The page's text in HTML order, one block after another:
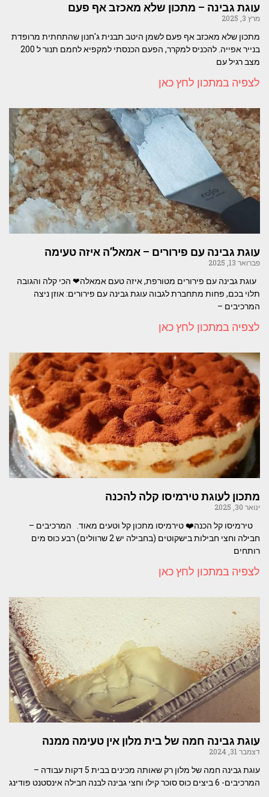
עוגת גבינה – מתכון שלא מאכזב אף פעם
מרץ 3, 2025
מתכון שלא מאכזב אף פעם לשמן היטב תבנית ג'חנון שהתחתית מרופדת
בנייר אפייה. להכניס למקרר, הפעם הכנסתי למקפיא לחמם תנור ל 200
מצב רגיל עם
לצפיה במתכון לחץ כאן
עוגת גבינה עם פירורים – אמאל’ה איזה טעימה
פברואר 13, 2025
עוגת גבינה עם פירורים מטורפת, איזה טעם אמאלה❤ הכי קלה והגובה
תלוי בכם, פחות מתחברת לגבוה עוגת גבינה עם פירורים: אוזן ניצה
המרכיבים –
לצפיה במתכון לחץ כאן
מתכון לעוגת טירמיסו קלה להכנה
ינואר 30, 2025
טירמיסו קל הכנה❤️ טירמיסו מתכון קל וטעים מאוד. המרכיבים –
חבילה וחצי חבילות בישקוטים (בחבילה יש 2 שרוולים) רבע כוס מים
רותחים
לצפיה במתכון לחץ כאן
עוגת גבינה חמה של בית מלון אין טעימה ממנה
דצמבר 31, 2024
עוגת גבינה חמה של מלון רק שאותה מכינים בבית 5 דקות עבודה –
המרכיבים- 6 ביצים כוס סוכר קילו וחצי גבינה לבנה חבילה אינסטנט פודינג